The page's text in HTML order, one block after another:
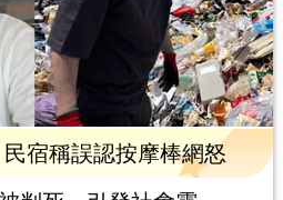
宿稱誤認按摩棒網怒